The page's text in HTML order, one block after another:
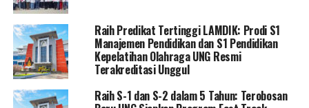
Raih Predikat Tertinggi LAMDIK: Prodi S1
Manajemen Pendidikan dan S1 Pendidikan
Kepelatihan Olahraga UNG Resmi
Terakreditasi Unggul
Raih S-1 dan S-2 dalam 5 Tahun: Terobosan